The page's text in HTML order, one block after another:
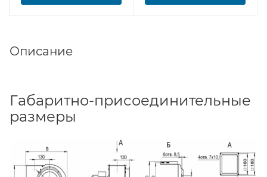
Описание
Габаритно-присоединительные
размеры